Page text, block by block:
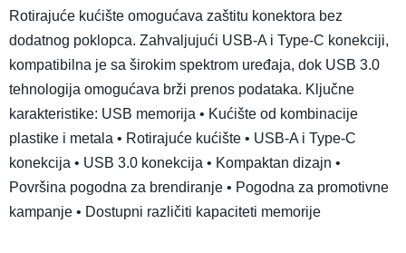
Rotirajuće kućište omogućava zaštitu konektora bez
dodatnog poklopca. Zahvaljujući USB-A i Type-C konekciji,
kompatibilna je sa širokim spektrom uređaja, dok USB 3.0
tehnologija omogućava brži prenos podataka. Ključne
karakteristike: USB memorija • Kućište od kombinacije
plastike i metala • Rotirajuće kućište • USB-A i Type-C
konekcija • USB 3.0 konekcija • Kompaktan dizajn •
Površina pogodna za brendiranje • Pogodna za promotivne
kampanje • Dostupni različiti kapaciteti memorije